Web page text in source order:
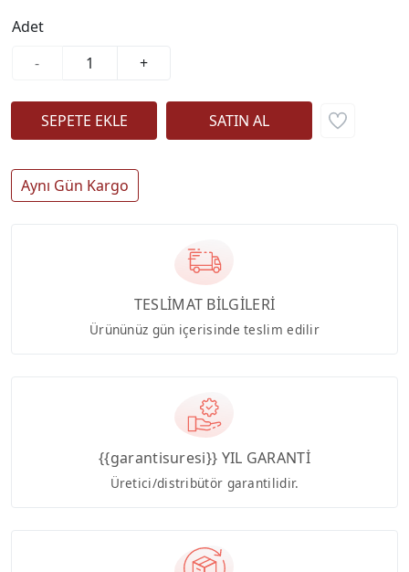
Adet
-
+
Aynı Gün Kargo
TESLİMAT BİLGİLERİ
Ürününüz gün içerisinde teslim edilir
{{garantisuresi}} YIL GARANTİ
Üretici/distribütör garantilidir.